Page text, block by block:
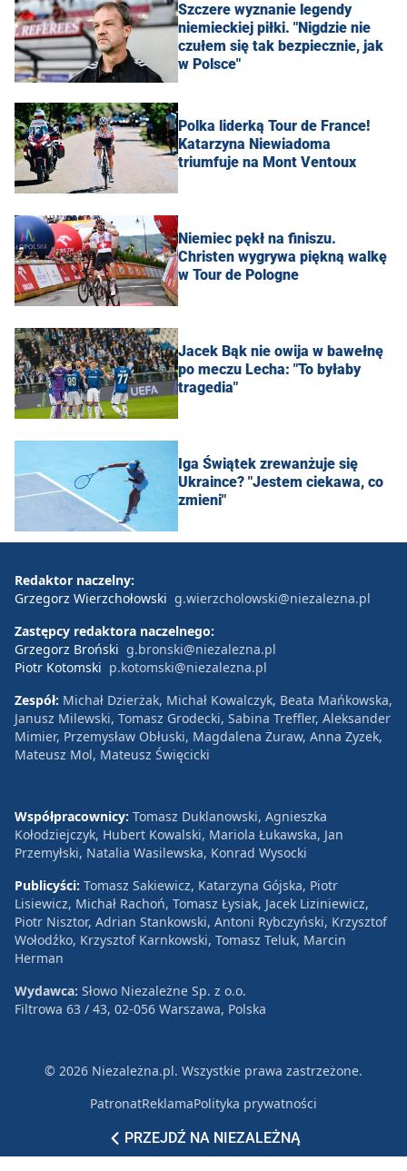
Szczere wyznanie legendy
niemieckiej piłki. "Nigdzie nie
czułem się tak bezpiecznie, jak
w Polsce"
Polka liderką Tour de France!
Katarzyna Niewiadoma
triumfuje na Mont Ventoux
Niemiec pękł na finiszu.
Christen wygrywa piękną walkę
w Tour de Pologne
Jacek Bąk nie owija w bawełnę
po meczu Lecha: "To byłaby
tragedia"
Iga Świątek zrewanżuje się
Ukraince? "Jestem ciekawa, co
zmieni"
PRZEJDŹ NA NIEZALEŻNĄ
Redaktor naczelny:
Grzegorz Wierzchołowski g.wierzcholowski@niezalezna.pl
Zastępcy redaktora naczelnego:
Grzegorz Broński g.bronski@niezalezna.pl
Piotr Kotomski p.kotomski@niezalezna.pl
Zespół: Michał Dzierżak, Michał Kowalczyk, Beata Mańkowska,
Janusz Milewski, Tomasz Grodecki, Sabina Treffler, Aleksander
Mimier, Przemysław Obłuski, Magdalena Żuraw, Anna Zyzek,
Mateusz Mol, Mateusz Święcicki
Współpracownicy: Tomasz Duklanowski, Agnieszka
Kołodziejczyk, Hubert Kowalski, Mariola Łukawska, Jan
Przemyłski, Natalia Wasilewska, Konrad Wysocki
Publicyści: Tomasz Sakiewicz, Katarzyna Gójska, Piotr
Lisiewicz, Michał Rachoń, Tomasz Łysiak, Jacek Liziniewicz,
Piotr Nisztor, Adrian Stankowski, Antoni Rybczyński, Krzysztof
Wołodźko, Krzysztof Karnkowski, Tomasz Teluk, Marcin
Herman
Wydawca: Słowo Niezależne Sp. z o.o.
Filtrowa 63 / 43, 02-056 Warszawa, Polska
© 2026 Niezależna.pl. Wszystkie prawa zastrzeżone.
PatronatReklamaPolityka prywatności